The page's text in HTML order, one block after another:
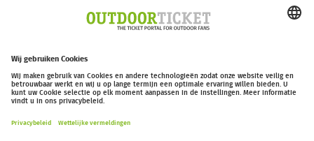
www.theaterbuitensoos.nl
outdoor-ticket.net– Een project van